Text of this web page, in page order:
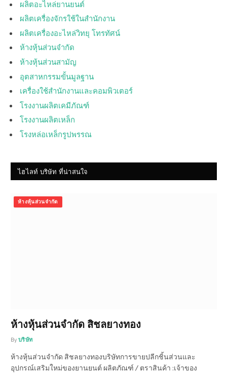
ผลิตอะไหล่ยานยนต์
ผลิตเครื่องจักรใช้ในสำนักงาน
ผลิตเครื่องอะไหล่วิทยุ โทรทัศน์
ห้างหุ้นส่วนจำกัด
ห้างหุ้นส่วนสามัญ
อุตสาหกรรมขั้นมูลฐาน
เครื่องใช้สำนักงานและคอมพิวเตอร์
โรงงานผลิตเคมีภัณฑ์
โรงงานผลิตเหล็ก
โรงหล่อเหล็กรูปพรรณ
ไฮไลท์ บริษัท ที่น่าสนใจ
ห้างหุ้นส่วนจำกัด
ห้างหุ้นส่วนจำกัด สิชลยางทอง
By บริษัท
ห้างหุ้นส่วนจำกัด สิชลยางทองบริษัทการขายปลีกชิ้นส่วนและ
อุปกรณ์เสริมใหม่ของยานยนต์ ผลิตภัณฑ์ / ตราสินค้า :เจ้าของ